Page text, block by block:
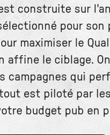
construite sur
pour
maximiser le
affine le ciblage.
campagnes qui
est piloté par
budget pub en